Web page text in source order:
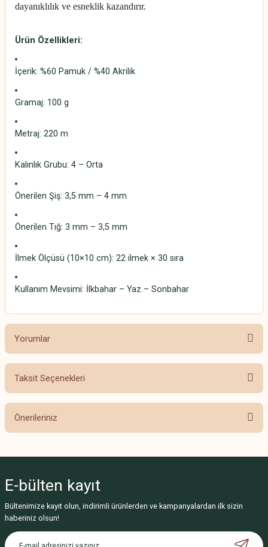
dayanıklılık ve esneklik kazandırır.
Ürün Özellikleri:
İçerik: %60 Pamuk / %40 Akrilik
Gramaj: 100 g
Metraj: 220 m
Kalınlık Grubu: 4 – Orta
Önerilen Şiş: 3,5 mm – 4 mm
Önerilen Tığ: 3 mm – 3,5 mm
İlmek Ölçüsü (10×10 cm): 22 ilmek × 30 sıra
Kullanım Mevsimi: İlkbahar – Yaz – Sonbahar
Yorumlar
Taksit Seçenekleri
Önerileriniz
Görüş ve önerileriniz için teşekkür ederiz.
Ürün resmi kalitesiz, bozuk veya görüntülenemiyor.
Ürün açıklamasında eksik bilgiler bulunuyor.
E-bülten kayıt
Bültenimize kayıt olun, indirimli ürünlerden ve kampanyalardan ilk sizin
haberiniz olsun!